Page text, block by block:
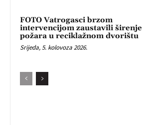
FOTO Vatrogasci brzom
intervencijom zaustavili širenje
požara u reciklažnom dvorištu
Srijeda, 5. kolovoza 2026.